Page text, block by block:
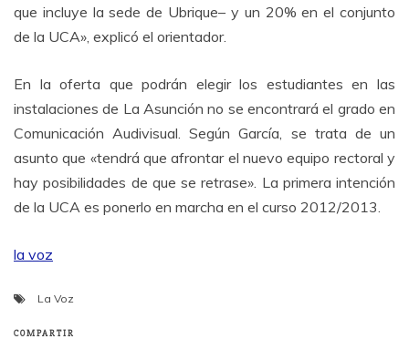
que incluye la sede de Ubrique– y un 20% en el conjunto
de la UCA», explicó el orientador.
En la oferta que podrán elegir los estudiantes en las
instalaciones de La Asunción no se encontrará el grado en
Comunicación Audivisual. Según García, se trata de un
asunto que «tendrá que afrontar el nuevo equipo rectoral y
hay posibilidades de que se retrase». La primera intención
de la UCA es ponerlo en marcha en el curso 2012/2013.
la voz
La Voz
COMPARTIR